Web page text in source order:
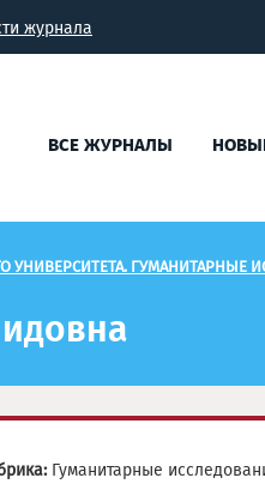
журнала
ВСЕ ЖУРНАЛЫ
ГУМАНИТАРНЫЕ
Гуманитарные